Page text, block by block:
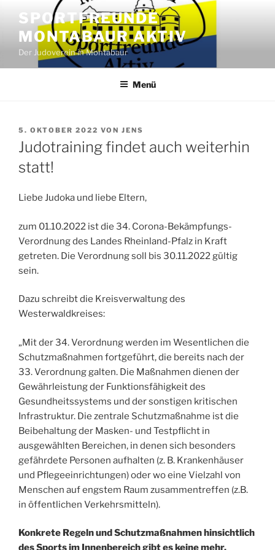
Inhalt
springen
SPORTFREUNDE
MONTABAUR AKTIV
Der Judoverein in Montabaur
Menü
VERÖFFENTLICHT
AM
5. OKTOBER 2022 VON JENS
Judotraining findet auch weiterhin
statt!
Liebe Judoka und liebe Eltern,
zum 01.10.2022 ist die 34. Corona-Bekämpfungs-
Verordnung des Landes Rheinland-Pfalz in Kraft
getreten. Die Verordnung soll bis 30.11.2022 gültig
sein.
Dazu schreibt die Kreisverwaltung des
Westerwaldkreises:
„Mit der 34. Verordnung werden im Wesentlichen die
Schutzmaßnahmen fortgeführt, die bereits nach der
33. Verordnung galten. Die Maßnahmen dienen der
Gewährleistung der Funktionsfähigkeit des
Gesundheitssystems und der sonstigen kritischen
Infrastruktur. Die zentrale Schutzmaßnahme ist die
Beibehaltung der Masken- und Testpflicht in
ausgewählten Bereichen, in denen sich besonders
gefährdete Personen aufhalten (z. B. Krankenhäuser
und Pflegeeinrichtungen) oder wo eine Vielzahl von
Menschen auf engstem Raum zusammentreffen (z.B.
in öffentlichen Verkehrsmitteln).
Konkrete Regeln und Schutzmaßnahmen hinsichtlich
des Sports im Innenbereich gibt es keine mehr.